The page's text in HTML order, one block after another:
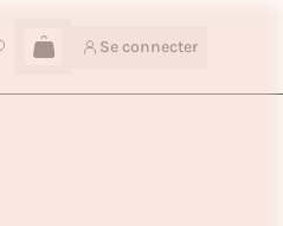
Se connecter
Connexion
Ajouter au panier — 14,90€